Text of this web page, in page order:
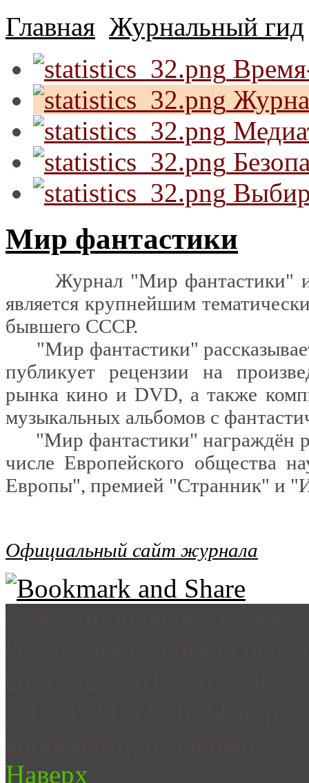
Главная Журнальный гид
Мир фантастики
Журнал "Мир фантастики"
является крупнейшим
бывшего СССР.
"Мир фантастики"
публикует рецензии на
рынка кино и DVD, а также
музыкальных альбомов с
"Мир фантастики" награждён
числе Европейского общества
Европы", премией "Странник" и
Официальный сайт журнала
Наверх